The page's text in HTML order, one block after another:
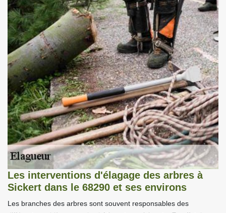
Les interventions d'élagage des arbres à
Sickert dans le 68290 et ses environs
Les branches des arbres sont souvent responsables des